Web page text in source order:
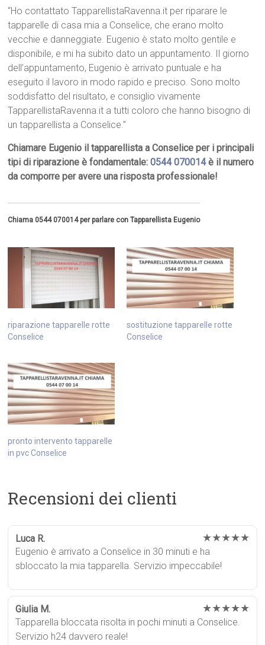
“Ho contattato TapparellistaRavenna.it per riparare le
tapparelle di casa mia a Conselice, che erano molto
vecchie e danneggiate. Eugenio è stato molto gentile e
disponibile, e mi ha subito dato un appuntamento. Il giorno
dell’appuntamento, Eugenio è arrivato puntuale e ha
eseguito il lavoro in modo rapido e preciso. Sono molto
soddisfatto del risultato, e consiglio vivamente
TapparellistaRavenna.it a tutti coloro che hanno bisogno di
un tapparellista a Conselice.”
Chiamare Eugenio il tapparellista a Conselice per i principali
tipi di riparazione è fondamentale:0544 070014è il numero
da comporre per avere una risposta professionale!
Chiama 0544 070014 per parlare con Tapparellista Eugenio
riparazione tapparelle rotte
Conselice
sostituzione tapparelle rotte
Conselice
pronto intervento tapparelle
in pvc Conselice
Recensioni dei clienti
Luca R. ★★★★★
Eugenio è arrivato a Conselice in 30 minuti e ha
sbloccato la mia tapparella. Servizio impeccabile!
Giulia M. ★★★★★
Tapparella bloccata risolta in pochi minuti a Conselice.
Servizio h24 davvero reale!